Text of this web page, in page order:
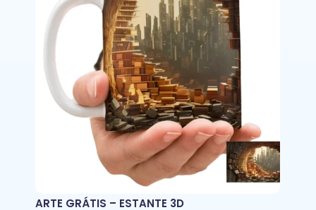
ARTE GRÁTIS – ESTANTE 3D